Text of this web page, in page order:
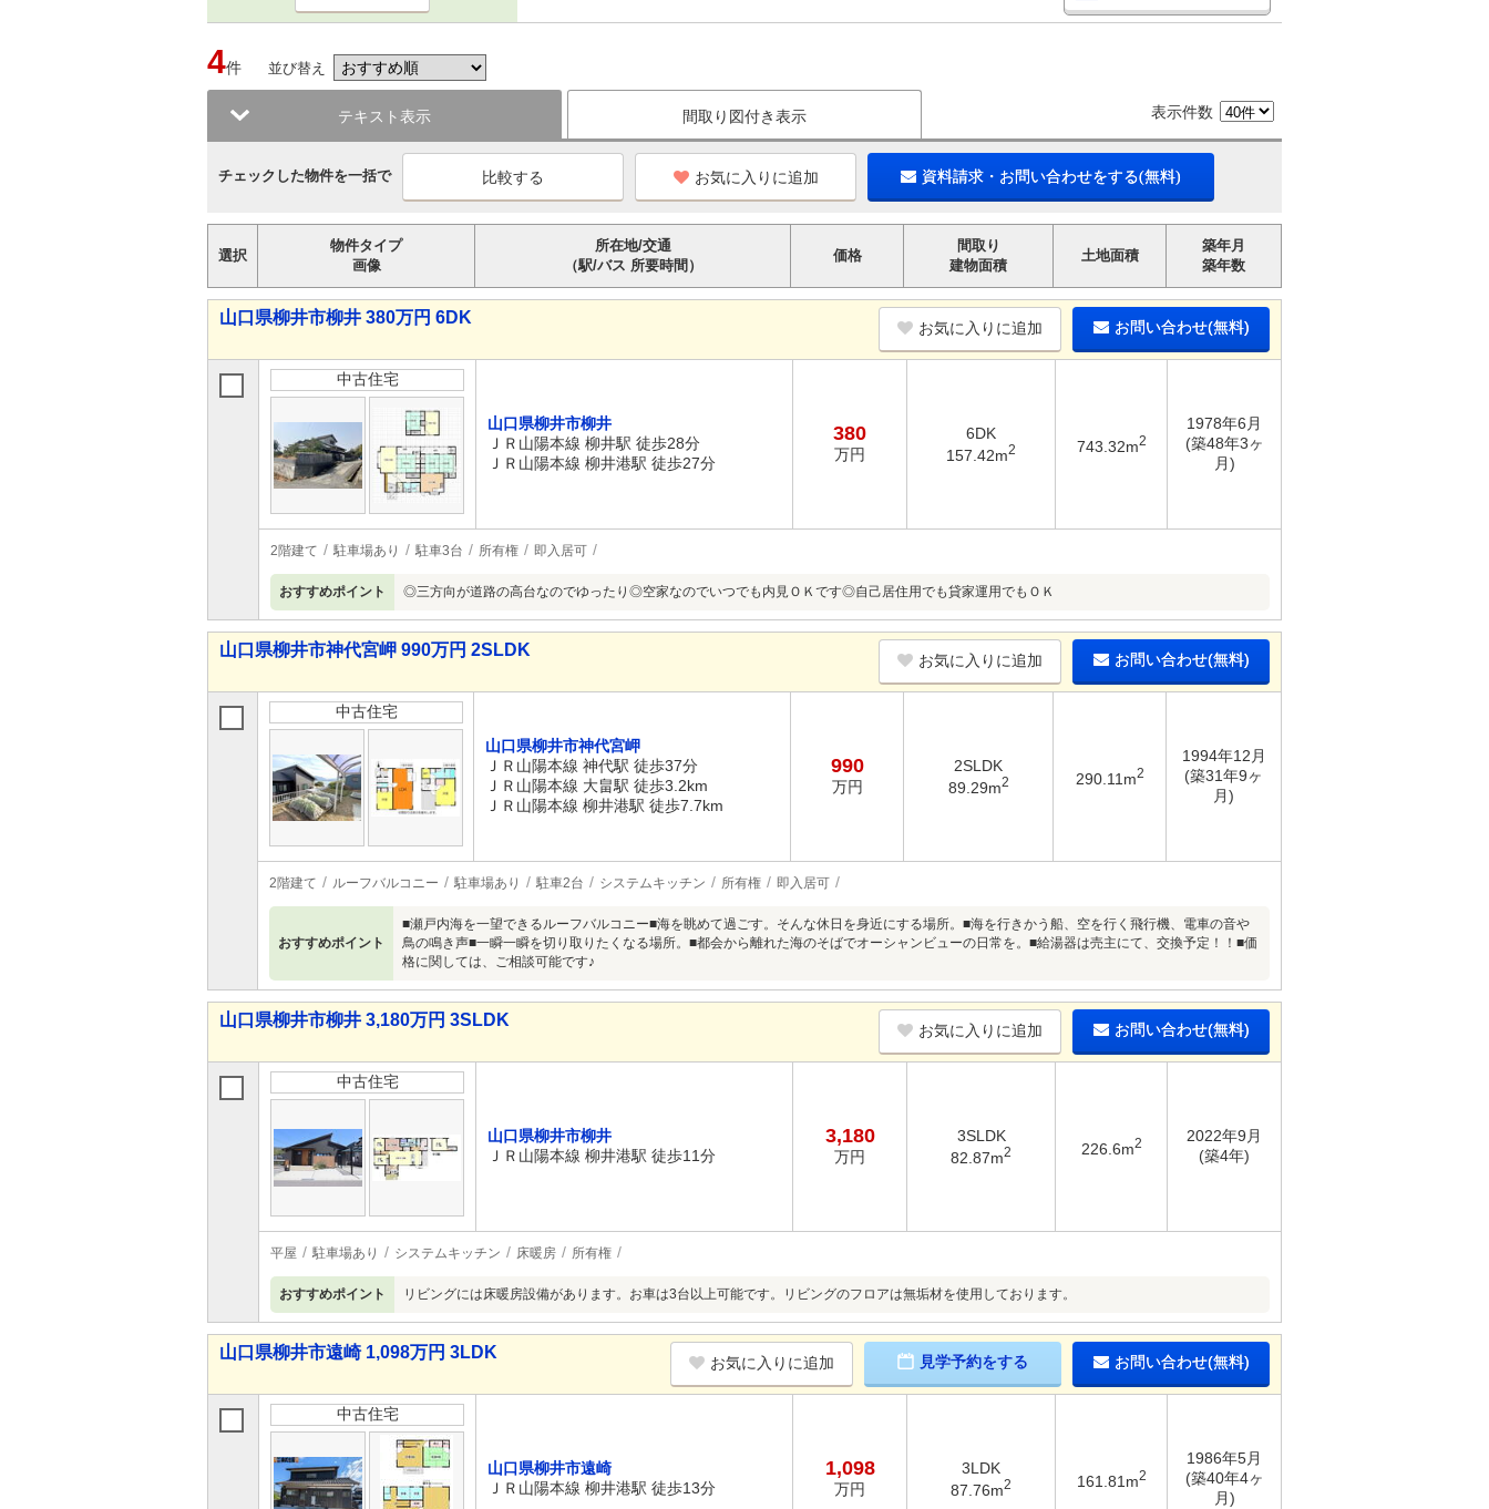
4件 並び替え
テキスト表示 間取り図付き表示 表示件数
チェックした物件を一括で お気に入りに追加 資料請求・お問い合わせをする(無料)
選択
物件タイプ
画像
所在地/交通
（駅/バス 所要時間）
価格
間取り
建物面積
土地面積
築年月
築年数
山口県柳井市柳井 380万円 6DK
お気に入りに追加 お問い合わせ(無料)
中古住宅
山口県柳井市柳井
ＪＲ山陽本線 柳井駅 徒歩28分
ＪＲ山陽本線 柳井港駅 徒歩27分
380
万円
6DK
157.42m2 743.32m2
1978年6月
(築48年3ヶ
月)
2階建て 駐車場あり 駐車3台 所有権 即入居可
おすすめポイント ◎三方向が道路の高台なのでゆったり◎空家なのでいつでも内見ＯＫです◎自己居住用でも貸家運用でもＯＫ
山口県柳井市神代宮岬 990万円 2SLDK
お気に入りに追加 お問い合わせ(無料)
中古住宅
山口県柳井市神代宮岬
ＪＲ山陽本線 神代駅 徒歩37分
ＪＲ山陽本線 大畠駅 徒歩3.2km
ＪＲ山陽本線 柳井港駅 徒歩7.7km
990
万円
2SLDK
89.29m2 290.11m2
1994年12月
(築31年9ヶ
月)
2階建て ルーフバルコニー 駐車場あり 駐車2台 システムキッチン 所有権 即入居可
おすすめポイント
■瀬戸内海を一望できるルーフバルコニー■海を眺めて過ごす。そんな休日を身近にする場所。■海を行きかう船、空を行く飛行機、電車の音や
鳥の鳴き声■一瞬一瞬を切り取りたくなる場所。■都会から離れた海のそばでオーシャンビューの日常を。■給湯器は売主にて、交換予定！！■価
格に関しては、ご相談可能です♪
山口県柳井市柳井 3,180万円 3SLDK
お気に入りに追加 お問い合わせ(無料)
中古住宅
山口県柳井市柳井
ＪＲ山陽本線 柳井港駅 徒歩11分
3,180
万円
3SLDK
82.87m2 226.6m2
2022年9月
(築4年)
平屋 駐車場あり システムキッチン 床暖房 所有権
おすすめポイント リビングには床暖房設備があります。お車は3台以上可能です。リビングのフロアは無垢材を使用しております。
山口県柳井市遠崎 1,098万円 3LDK
お気に入りに追加 見学予約をする お問い合わせ(無料)
中古住宅
山口県柳井市遠崎
ＪＲ山陽本線 柳井港駅 徒歩13分
1,098
万円
3LDK
87.76m2 161.81m2
1986年5月
(築40年4ヶ
月)